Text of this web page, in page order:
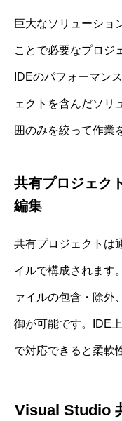
巨大なソリューショ
ことで必要なプロジ
IDEのパフォーマン
ェクトを含んだソリ
囲のみを絞って作業
共有プロジェク
編集
共有プロジェクトは
イルで構成されます
ァイルの包含・除外
御が可能です。IDE
で対応できると柔軟
Visual Studio